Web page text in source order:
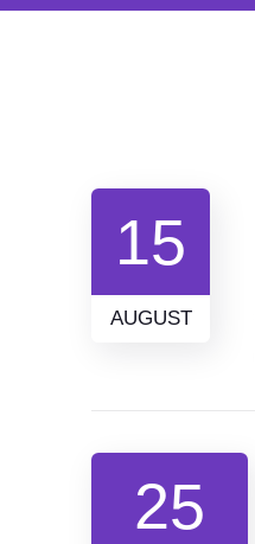
15
AUGUST
25